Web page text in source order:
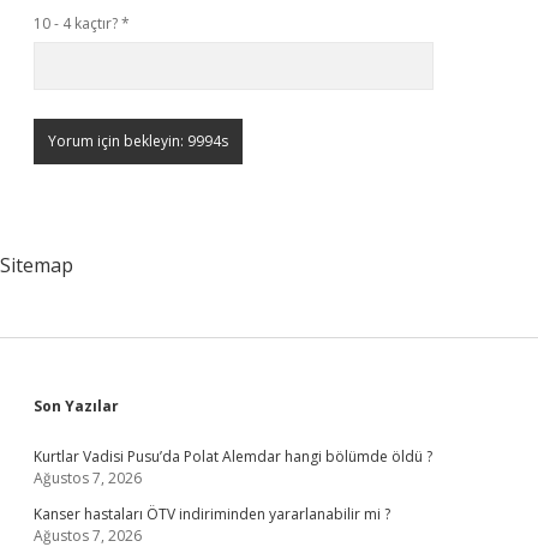
10 - 4 kaçtır?*
Sitemap
Sidebar
Son Yazılar
Kurtlar Vadisi Pusu’da Polat Alemdar hangi bölümde öldü ?
Ağustos 7, 2026
Kanser hastaları ÖTV indiriminden yararlanabilir mi ?
Ağustos 7, 2026